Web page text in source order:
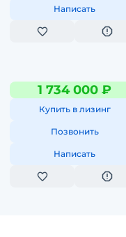
Написать
1 734 000 ₽
Купить в лизинг
Позвонить
Написать